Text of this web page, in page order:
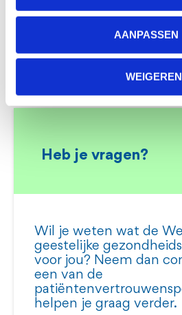
AANPASSEN
WEIGEREN
In alle situaties wordt eerst
Heb je vragen?
Wil je weten wat de
geestelijke
voor jou? Neem dan
een van de
helpen je graag verder.